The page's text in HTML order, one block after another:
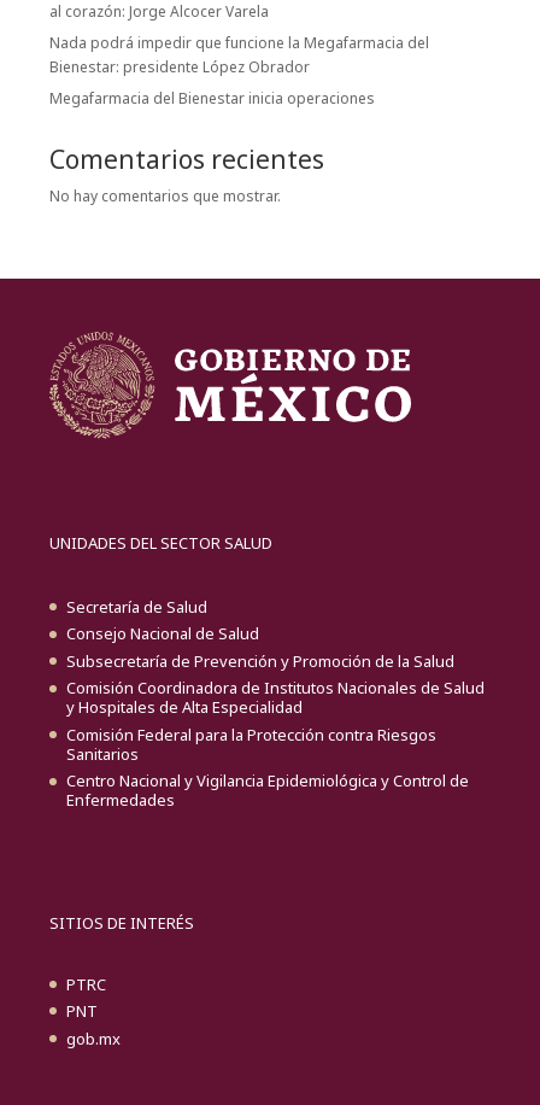
al corazón: Jorge Alcocer Varela
Nada podrá impedir que funcione la Megafarmacia del
Bienestar: presidente López Obrador
Megafarmacia del Bienestar inicia operaciones
Comentarios recientes
No hay comentarios que mostrar.
UNIDADES DEL SECTOR SALUD
Secretaría de Salud
Consejo Nacional de Salud
Subsecretaría de Prevención y Promoción de la Salud
Comisión Coordinadora de Institutos Nacionales de Salud
y Hospitales de Alta Especialidad
Comisión Federal para la Protección contra Riesgos
Sanitarios
Centro Nacional y Vigilancia Epidemiológica y Control de
Enfermedades
SITIOS DE INTERÉS
PTRC
PNT
gob.mx